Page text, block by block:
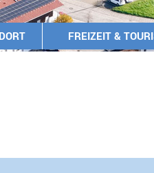
FREIZEIT &